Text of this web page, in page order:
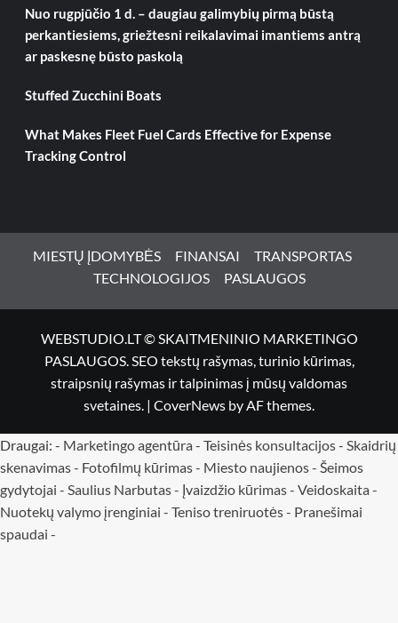
Nuo rugpjūčio 1 d. – daugiau galimybių pirmą būstą
perkantiesiems, griežtesni reikalavimai imantiems antrą
ar paskesnę būsto paskolą
Stuffed Zucchini Boats
What Makes Fleet Fuel Cards Effective for Expense
Tracking Control
MIESTŲ ĮDOMYBĖS FINANSAI
TRANSPORTAS
TECHNOLOGIJOS
PASLAUGOS
WEBSTUDIO.LT © SKAITMENINIO MARKETINGO
PASLAUGOS. SEO tekstų rašymas, turinio kūrimas,
straipsnių rašymas ir talpinimas į mūsų valdomas
svetaines. | CoverNews by AF themes.
Draugai: - Marketingo agentūra - Teisinės konsultacijos- Skaidrių
skenavimas- Fotofilmų kūrimas- Miesto naujienos- Šeimos
gydytojai - Saulius Narbutas- Įvaizdžio kūrimas- Veidoskaita -
Nuotekų valymo įrenginiai - Teniso treniruotės- Pranešimai
spaudai -